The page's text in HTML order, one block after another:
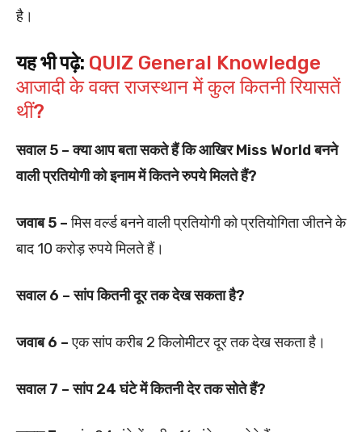
है।
यह भी पढ़े: QUIZ General Knowledge
आजादी के वक्त राजस्थान में कुल कितनी रियासतें
थीं?
सवाल 5 – क्या आप बता सकते हैं कि आखिर Miss World बनने
वाली प्रतियोगी को इनाम में कितने रुपये मिलते हैं?
जवाब 5 –मिस वर्ल्ड बनने वाली प्रतियोगी को प्रतियोगिता जीतने के
बाद 10 करोड़ रुपये मिलते हैं।
सवाल 6 – सांप कितनी दूर तक देख सकता है?
जवाब 6 –एक सांप करीब 2 किलोमीटर दूर तक देख सकता है।
सवाल 7 – सांप 24 घंटे में कितनी देर तक सोते हैं?